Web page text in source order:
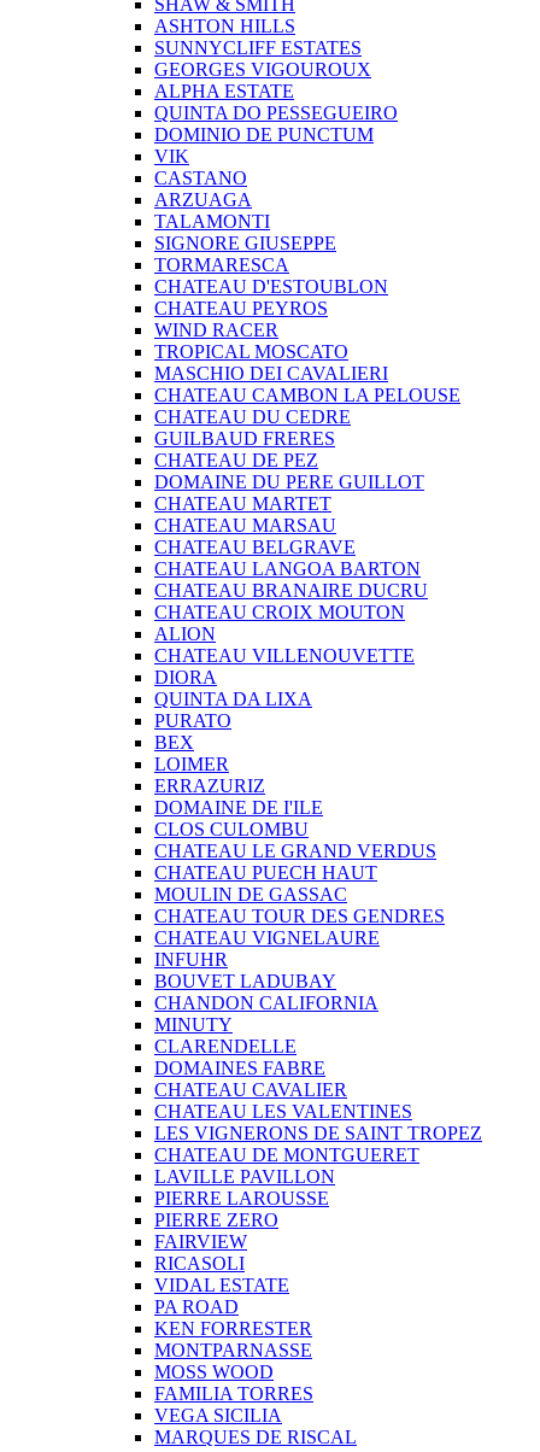
SHAW & SMITH
ASHTON HILLS
SUNNYCLIFF ESTATES
GEORGES VIGOUROUX
ALPHA ESTATE
QUINTA DO PESSEGUEIRO
DOMINIO DE PUNCTUM
VIK
CASTANO
ARZUAGA
TALAMONTI
SIGNORE GIUSEPPE
TORMARESCA
CHATEAU D'ESTOUBLON
CHATEAU PEYROS
WIND RACER
TROPICAL MOSCATO
MASCHIO DEI CAVALIERI
CHATEAU CAMBON LA PELOUSE
CHATEAU DU CEDRE
GUILBAUD FRERES
CHATEAU DE PEZ
DOMAINE DU PERE GUILLOT
CHATEAU MARTET
CHATEAU MARSAU
CHATEAU BELGRAVE
CHATEAU LANGOA BARTON
CHATEAU BRANAIRE DUCRU
CHATEAU CROIX MOUTON
ALION
CHATEAU VILLENOUVETTE
DIORA
QUINTA DA LIXA
PURATO
BEX
LOIMER
ERRAZURIZ
DOMAINE DE I'ILE
CLOS CULOMBU
CHATEAU LE GRAND VERDUS
CHATEAU PUECH HAUT
MOULIN DE GASSAC
CHATEAU TOUR DES GENDRES
CHATEAU VIGNELAURE
INFUHR
BOUVET LADUBAY
CHANDON CALIFORNIA
MINUTY
CLARENDELLE
DOMAINES FABRE
CHATEAU CAVALIER
CHATEAU LES VALENTINES
LES VIGNERONS DE SAINT TROPEZ
CHATEAU DE MONTGUERET
LAVILLE PAVILLON
PIERRE LAROUSSE
PIERRE ZERO
FAIRVIEW
RICASOLI
VIDAL ESTATE
PA ROAD
KEN FORRESTER
MONTPARNASSE
MOSS WOOD
FAMILIA TORRES
VEGA SICILIA
MARQUES DE RISCAL